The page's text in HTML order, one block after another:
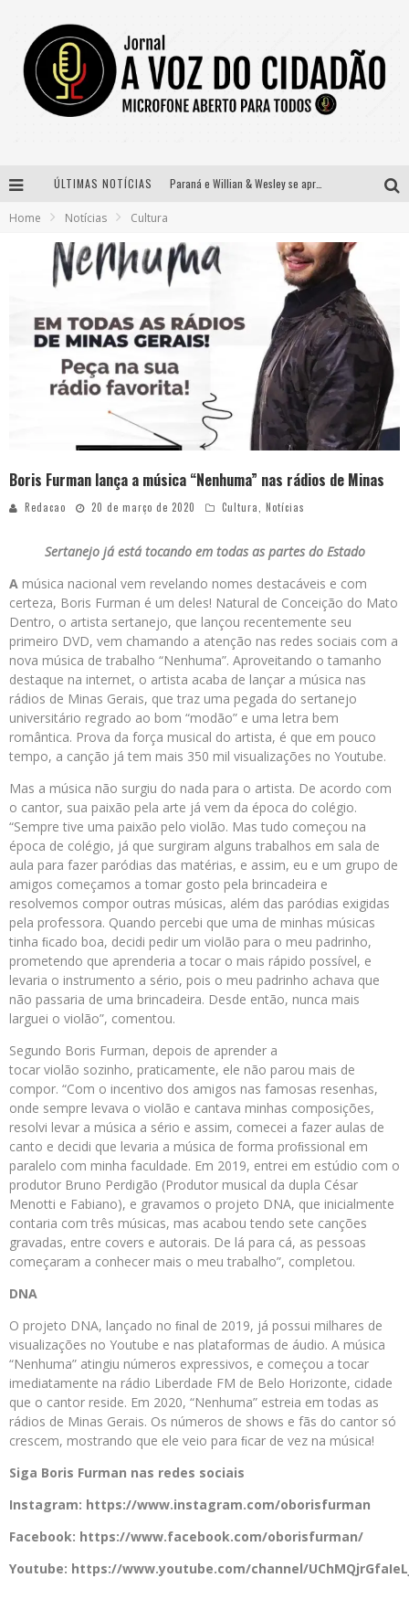
ÚLTIMAS NOTÍCIAS Paraná e Willian & Wesley se apresentam no Carretão Trevo Contagem nesta sexta-feira
Banda Mole de BH anuncia Kayete como madrinha do bloco
Home Notícias Cultura
Boris Furman lança a música “Nenhuma” nas rádios de Minas
Redacao 20 de março de 2020 Cultura, Notícias
Sertanejo já está tocando em todas as partes do Estado
A música nacional vem revelando nomes destacáveis e com
certeza, Boris Furman é um deles! Natural de Conceição do Mato
Dentro, o artista sertanejo, que lançou recentemente seu
primeiro DVD, vem chamando a atenção nas redes sociais com a
nova música de trabalho “Nenhuma”. Aproveitando o tamanho
destaque na internet, o artista acaba de lançar a música nas
rádios de Minas Gerais, que traz uma pegada do sertanejo
universitário regrado ao bom “modão” e uma letra bem
romântica. Prova da força musical do artista, é que em pouco
tempo, a canção já tem mais 350 mil visualizações no Youtube.
Mas a música não surgiu do nada para o artista. De acordo com
o cantor, sua paixão pela arte já vem da época do colégio.
“Sempre tive uma paixão pelo violão. Mas tudo começou na
época de colégio, já que surgiram alguns trabalhos em sala de
aula para fazer paródias das matérias, e assim, eu e um grupo de
amigos começamos a tomar gosto pela brincadeira e
resolvemos compor outras músicas, além das paródias exigidas
pela professora. Quando percebi que uma de minhas músicas
tinha ﬁcado boa, decidi pedir um violão para o meu padrinho,
prometendo que aprenderia a tocar o mais rápido possível, e
levaria o instrumento a sério, pois o meu padrinho achava que
não passaria de uma brincadeira. Desde então, nunca mais
larguei o violão”, comentou.
Segundo Boris Furman, depois de aprender a
tocar violão sozinho, praticamente, ele não parou mais de
compor. “Com o incentivo dos amigos nas famosas resenhas,
onde sempre levava o violão e cantava minhas composições,
resolvi levar a música a sério e assim, comecei a fazer aulas de
canto e decidi que levaria a música de forma proﬁssional em
paralelo com minha faculdade. Em 2019, entrei em estúdio com o
produtor Bruno Perdigão (Produtor musical da dupla César
Menotti e Fabiano), e gravamos o projeto DNA, que inicialmente
contaria com três músicas, mas acabou tendo sete canções
gravadas, entre covers e autorais. De lá para cá, as pessoas
começaram a conhecer mais o meu trabalho”, completou.
DNA
O projeto DNA, lançado no ﬁnal de 2019, já possui milhares de
visualizações no Youtube e nas plataformas de áudio. A música
“Nenhuma” atingiu números expressivos, e começou a tocar
imediatamente na rádio Liberdade FM de Belo Horizonte, cidade
que o cantor reside. Em 2020, “Nenhuma” estreia em todas as
rádios de Minas Gerais. Os números de shows e fãs do cantor só
crescem, mostrando que ele veio para ﬁcar de vez na música!
Siga Boris Furman nas redes sociais
Instagram: https://www.instagram.com/oborisfurman
Facebook: https://www.facebook.com/oborisfurman/
Youtube: https://www.youtube.com/channel/